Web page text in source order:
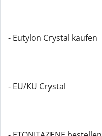
- Eutylon Crystal kaufen
- EU/KU Crystal